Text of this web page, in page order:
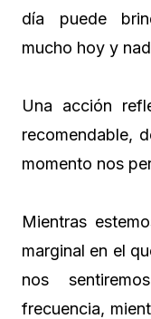
día puede
mucho hoy y
Una acción
recomendable,
momento nos
Mientras
marginal en el
nos
frecuencia,